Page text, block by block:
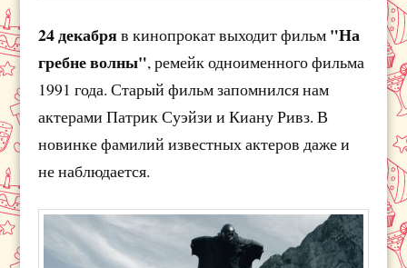
24 декабряв кинопрокат выходит фильм "На
гребне волны", ремейк одноименного фильма
1991 года. Старый фильм запомнился нам
актерами Патрик Суэйзи и Киану Ривз. В
новинке фамилий известных актеров даже и
не наблюдается.